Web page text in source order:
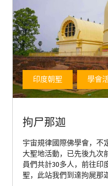
印度朝聖 學會
拘尸那迦
宇宙規律國際佛學會，不
大聖地活動，已先後九次
員們共計30多人，前往印
聖，此站我們到達拘屍那